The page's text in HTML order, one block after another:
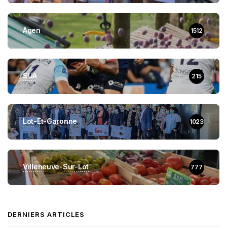
Agen 1512
SUA 215
Lot-Et-Garonne 1023
Villeneuve-Sur-Lot 777
DERNIERS ARTICLES